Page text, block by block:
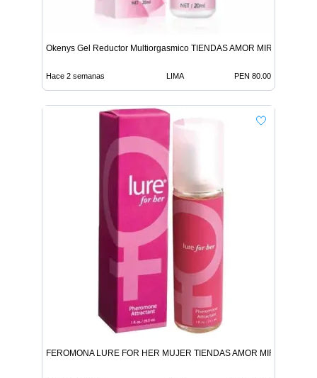
Okenys Gel Reductor Multiorgasmico TIENDAS AMOR MIRAFLORES
Hace 2 semanas LIMA PEN 80.00
FEROMONA LURE FOR HER MUJER TIENDAS AMOR MIRAFLORES